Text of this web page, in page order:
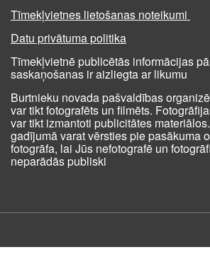
Tīmekļvietnes lietošanas noteikumi
Datu privātuma politika
Tīmekļvietnē publicētās informācijas
saskaņošanas ir aizliegta ar likumu
Burtnieku novada pašvaldības
var tikt fotografēts un filmēts.
var tikt izmantoti publicitātes
gadījumā varat vērsties pie pasākuma
fotogrāfa, lai Jūs nefotografē un
neparādās publiski